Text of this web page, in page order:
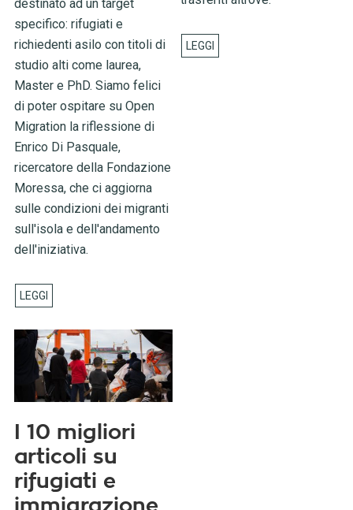
destinato ad un target
specifico: rifugiati e
richiedenti asilo con titoli di
studio alti come laurea,
Master e PhD. Siamo felici
di poter ospitare su Open
Migration la riflessione di
Enrico Di Pasquale,
ricercatore della Fondazione
Moressa, che ci aggiorna
sulle condizioni dei migranti
sull'isola e dell'andamento
dell'iniziativa.
I 10 migliori
articoli su
rifugiati e